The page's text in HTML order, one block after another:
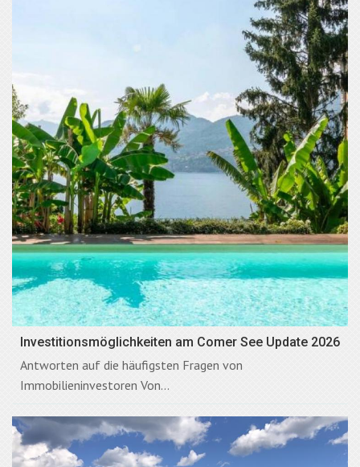
Investitionsmöglichkeiten am Comer See Update 2026
Antworten auf die häufigsten Fragen von
Immobilieninvestoren Von...